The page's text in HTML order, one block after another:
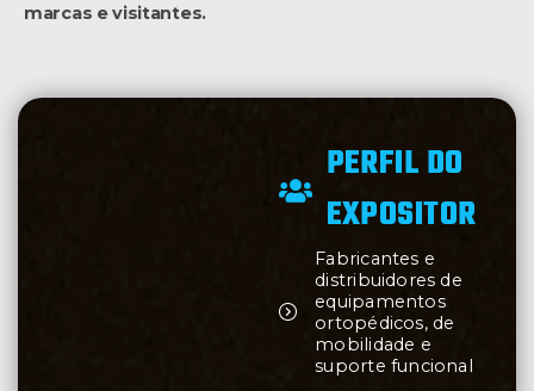
marcas e visitantes.
PERFIL DO
EXPOSITOR
Fabricantes e
distribuidores de
equipamentos
ortopédicos, de
mobilidade e
suporte funcional